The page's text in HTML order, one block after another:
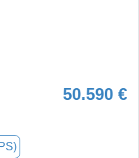
50.590 €